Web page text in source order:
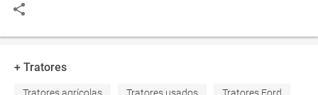
+ Tratores